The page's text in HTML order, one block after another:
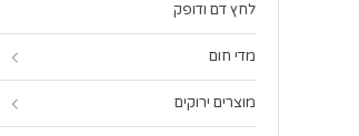
לחץ דם ודופק
מדי חום
מוצרים ירוקים